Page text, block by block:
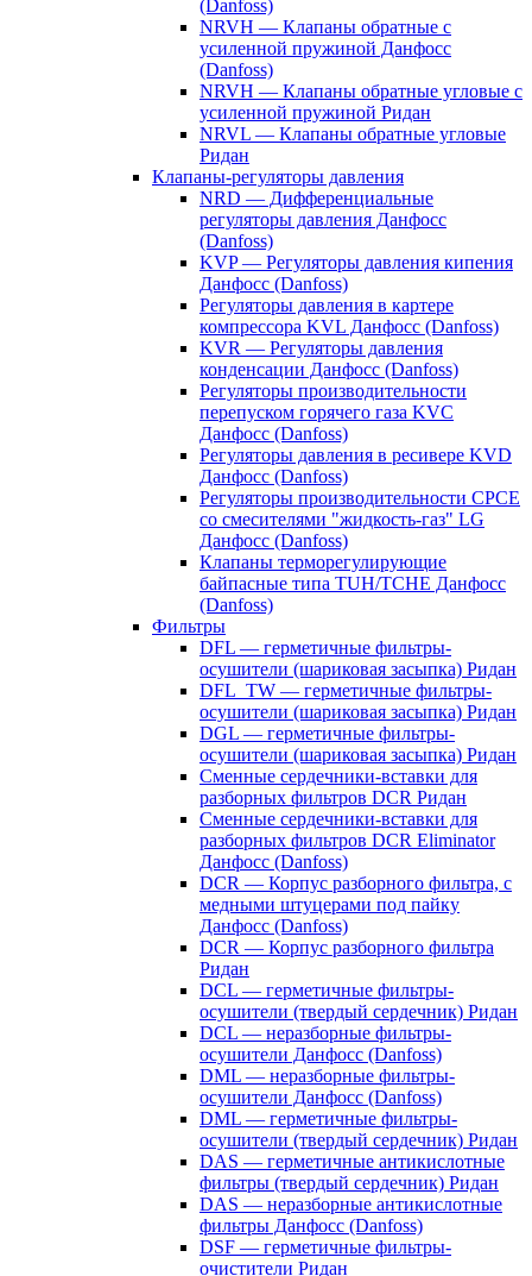
(Danfoss)
NRVH — Клапаны обратные с
усиленной пружиной Данфосс
(Danfoss)
NRVH — Клапаны обратные угловые с
усиленной пружиной Ридан
NRVL — Клапаны обратные угловые
Ридан
Клапаны-регуляторы давления
NRD — Дифференциальные
регуляторы давления Данфосс
(Danfoss)
KVP — Регуляторы давления кипения
Данфосс (Danfoss)
Регуляторы давления в картере
компрессора KVL Данфосс (Danfoss)
KVR — Регуляторы давления
конденсации Данфосс (Danfoss)
Регуляторы производительности
перепуском горячего газа KVC
Данфосс (Danfoss)
Регуляторы давления в ресивере KVD
Данфосс (Danfoss)
Регуляторы производительности CPCE
со смесителями "жидкость-газ" LG
Данфосс (Danfoss)
Клапаны терморегулирующие
байпасные типа TUH/TCHE Данфосс
(Danfoss)
Фильтры
DFL — герметичные фильтры-
осушители (шариковая засыпка) Ридан
DFL_TW — герметичные фильтры-
осушители (шариковая засыпка) Ридан
DGL — герметичные фильтры-
осушители (шариковая засыпка) Ридан
Сменные сердечники-вставки для
разборных фильтров DCR Ридан
Сменные сердечники-вставки для
разборных фильтров DCR Eliminator
Данфосс (Danfoss)
DCR — Корпус разборного фильтра, с
медными штуцерами под пайку
Данфосс (Danfoss)
DCR — Корпус разборного фильтра
Ридан
DCL — герметичные фильтры-
осушители (твердый сердечник) Ридан
DCL — неразборные фильтры-
осушители Данфосс (Danfoss)
DML — неразборные фильтры-
осушители Данфосс (Danfoss)
DML — герметичные фильтры-
осушители (твердый сердечник) Ридан
DAS — герметичные антикислотные
фильтры (твердый сердечник) Ридан
DAS — неразборные антикислотные
фильтры Данфосс (Danfoss)
DSF — герметичные фильтры-
очистители Ридан